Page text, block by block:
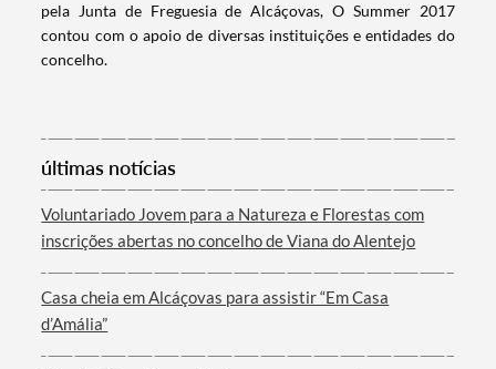
pela Junta de Freguesia de Alcáçovas, O Summer 2017
contou com o apoio de diversas instituições e entidades do
concelho.
últimas notícias
Voluntariado Jovem para a Natureza e Florestas com
inscrições abertas no concelho de Viana do Alentejo
Casa cheia em Alcáçovas para assistir “Em Casa
d’Amália”